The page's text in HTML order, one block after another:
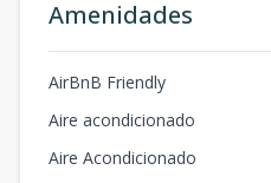
Amenidades
AirBnB Friendly
Aire acondicionado
Aire Acondicionado